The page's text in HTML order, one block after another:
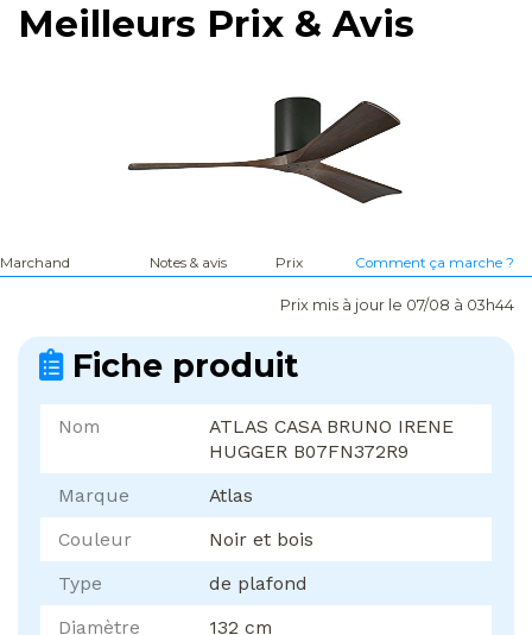
Meilleurs Prix & Avis
Marchand Notes & avis Prix Comment ça marche ?
Prix mis à jour le 07/08 à 03h44
Fiche produit
Nom
ATLAS CASA BRUNO IRENE
HUGGER B07FN372R9
Marque
Atlas
Couleur
Noir et bois
Type
de plafond
Diamètre
132 cm